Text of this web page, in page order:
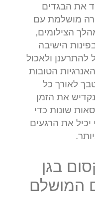
את הבגדים
מושלמת עם
הצילומים,
הישיבה
להתרענן ולאכול
הטובות
לאורך כל
נקדיש את הזמן
שונות כדי
את הרגעים
בגן
המושלם